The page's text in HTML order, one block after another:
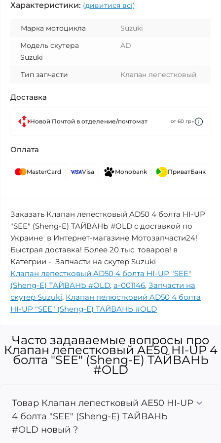
Характеристики: (дивитися всі)
Марка мотоцикла
Suzuki
Модель скутера
Suzuki
AD
Тип запчасти Клапан лепестковый
Доставка
Новой Почтой в отделение/почтомат от 60 грн
Оплата
MasterCard Visa Monobank ПриватБанк
Заказать Клапан лепестковый AD50 4 болта HI-UP
"SEE" (Sheng-E) ТАЙВАНЬ #OLD с доставкой по
Украине в Интернет-магазине Мотозапчасти24!
Быстрая доставка! Более 20 тыс. товаров! в
Категрии - Запчасти на скутер Suzuki
Клапан лепестковый AD50 4 болта HI-UP "SEE"
(Sheng-E) ТАЙВАНЬ #OLD, a-001146, Запчасти на
скутер Suzuki, Клапан пелюстковий AD50 4 болта
HI-UP "SEE" (Sheng-E) ТАЙВАНЬ #OLD
Часто задаваемые вопросы про
Клапан лепестковый AE50 HI-UP 4
болта "SEE" (Sheng-E) ТАЙВАНЬ
#OLD
Товар Клапан лепестковый AE50 HI-UP
4 болта "SEE" (Sheng-E) ТАЙВАНЬ
#OLD новый ?